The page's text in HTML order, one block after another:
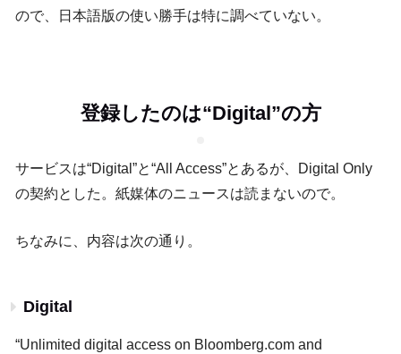
ので、日本語版の使い勝手は特に調べていない。
登録したのは“Digital”の方
サービスは“Digital”と“All Access”とあるが、Digital Only
の契約とした。紙媒体のニュースは読まないので。
ちなみに、内容は次の通り。
Digital
“Unlimited digital access on Bloomberg.com and